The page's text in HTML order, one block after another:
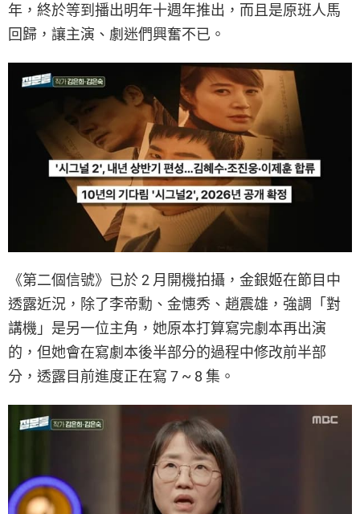
年，終於等到播出明年十週年推出，而且是原班人馬
回歸，讓主演、劇迷們興奮不已。
《第二個信號》已於 2 月開機拍攝，金銀姬在節目中
透露近況，除了李帝勳、金憓秀、趙震雄，強調「對
講機」是另一位主角，她原本打算寫完劇本再出演
的，但她會在寫劇本後半部分的過程中修改前半部
分，透露目前進度正在寫 7 ~ 8 集。